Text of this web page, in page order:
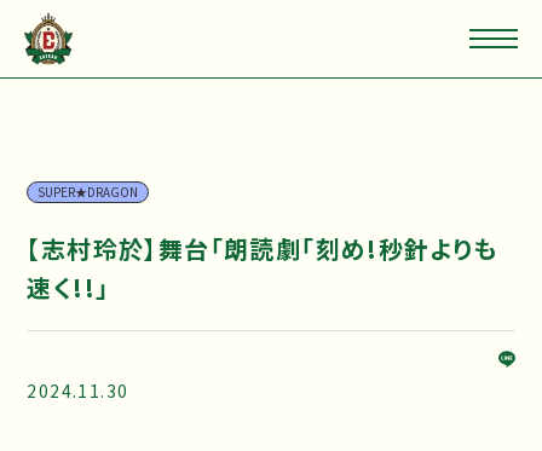
SUPER★DRAGON
【志村玲於】舞台「朗読劇「刻め!秒針よりも
速く!!」
2024.11.30